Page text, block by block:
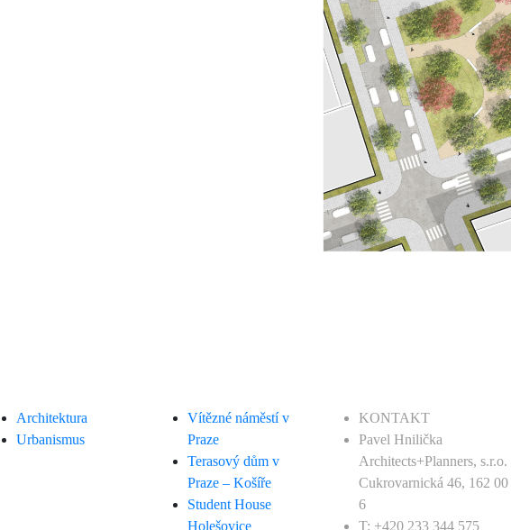
Architektura
Urbanismus
Vítězné náměstí v
Praze
Terasový dům v
Praze – Košíře
Student House
Holešovice
KONTAKT
Pavel Hnilička
Architects+Planners, s.r.o.
Cukrovarnická 46, 162 00
6
T: +420 233 344 575